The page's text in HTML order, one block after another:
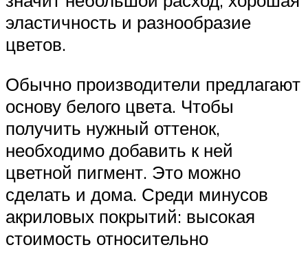
эластичность и разнообразие
цветов.
Обычно производители предлагают
основу белого цвета. Чтобы
получить нужный оттенок,
необходимо добавить к ней
цветной пигмент. Это можно
сделать и дома. Среди минусов
акриловых покрытий: высокая
стоимость относительно